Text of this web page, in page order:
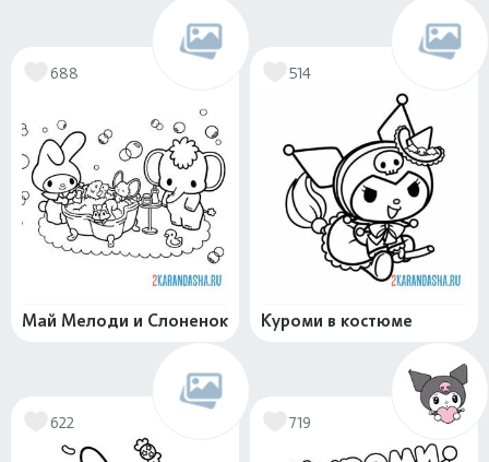
688
Май Мелоди и Слоненок
514
Куроми в костюме
622 719